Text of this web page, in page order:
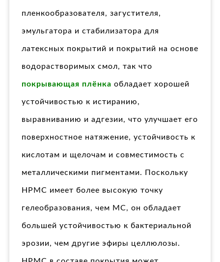
пленкообразователя, загустителя,
эмульгатора и стабилизатора для
латексных покрытий и покрытий на основе
водорастворимых смол, так что
покрывающая плёнка обладает хорошей
устойчивостью к истиранию,
выравниванию и адгезии, что улучшает его
поверхностное натяжение, устойчивость к
кислотам и щелочам и совместимость с
металлическими пигментами. Поскольку
HPMC имеет более высокую точку
гелеобразования, чем MC, он обладает
большей устойчивостью к бактериальной
эрозии, чем другие эфиры целлюлозы.